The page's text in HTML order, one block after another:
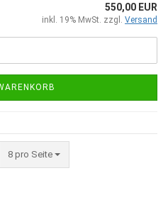
550,00 EUR
inkl. 19% MwSt. zzgl. Versand
8 pro Seite